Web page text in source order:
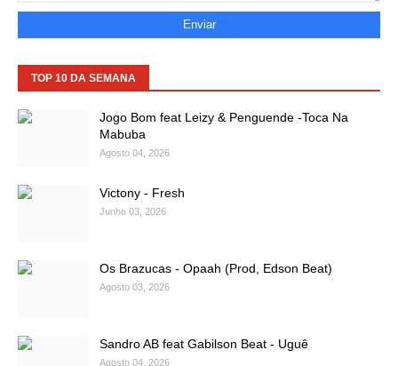
TOP 10 DA SEMANA
Jogo Bom feat Leizy & Penguende -Toca Na
Mabuba
Agosto 04, 2026
Victony - Fresh
Junho 03, 2026
Os Brazucas - Opaah (Prod, Edson Beat)
Agosto 03, 2026
Sandro AB feat Gabilson Beat - Uguê
Agosto 04, 2026